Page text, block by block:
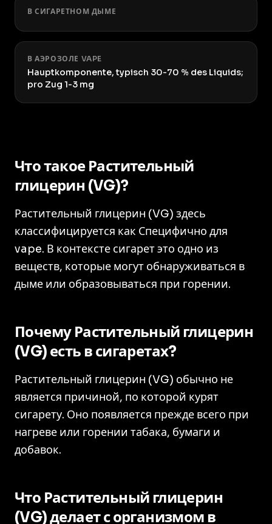
В СИГАРЕТНОМ ДЫМЕ
В АЭРОЗОЛЕ VAPE
Hauptkomponente, typisch 30-70 % des Liquids;
pro Zug 1-3 mg
Что такое Растительный
глицерин (VG)?
Растительный глицерин (VG) здесь
классифицируется как Специфично для
vape. В контексте сигарет это одно из
веществ, которые могут обнаруживаться в
дыме или образовываться при горении.
Почему Растительный глицерин
(VG) есть в сигаретах?
Растительный глицерин (VG) обычно не
является причиной, по которой курят
сигарету. Оно появляется прежде всего при
нагреве или горении табака, бумаги и
добавок.
Что Растительный глицерин
(VG) делает с организмом в